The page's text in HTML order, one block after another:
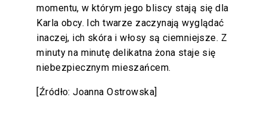
momentu, w którym jego bliscy stają się dla
Karla obcy. Ich twarze zaczynają wyglądać
inaczej, ich skóra i włosy są ciemniejsze. Z
minuty na minutę delikatna żona staje się
niebezpiecznym mieszańcem.
[Źródło: Joanna Ostrowska]